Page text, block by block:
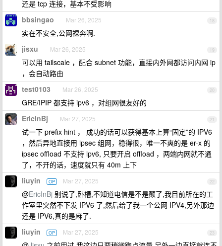
还是 tcp 连接，基本不受影响
18
bbsingao Mar 26, 2025
实在不安全,公网裸奔啊.
19
jisxu Mar 26, 2025
可以用 tailscale ，配合 subnet 功能，直接内外网都访问内网 ip
，会自动路由
20
test0103 Mar 26, 2025
GRE/IPIP 都支持 ipv6 ，对组网很友好的
21
EricInBj Mar 27, 2025
试一下 prefix hint ， 成功的话可以获得基本上算“固定”的 IPV6
，然后异地直接用 ipsec 组网，稳得很，唯一不爽的是 er-x 的
ipsec offload 不支持 ipv6, 只要开启 offload ，两端内网就不通
了，不开的话，速度就只有 40m 上下
22
liuyin OP Mar 27, 2025
@EricInBj 别说了,卧槽,不知道电信是不是颠了,我目前所在的工
作室里突然不下发 IPV6 了,然后给了我一个公网 IPV4,另外那边
还是 IPV6,真的是麻了.
23
liuyin OP Mar 27, 2025